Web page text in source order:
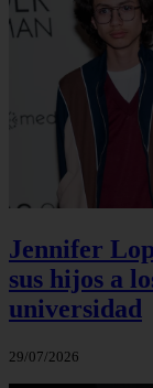
Jennifer
sus hijos a
universidad
29/07/2026